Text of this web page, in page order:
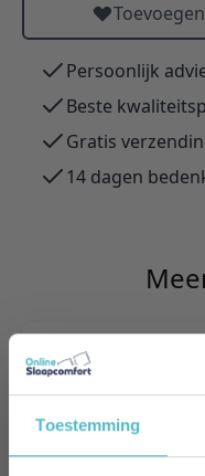
Toestemming
Persoonlijk
Beste
Gratis
14 dagen
Merk
Adore Home &
Levertijd